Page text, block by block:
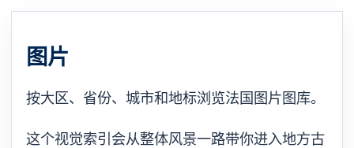
图片
按大区、省份、城市和地标浏览法国图片图库。
这个视觉索引会从整体风景一路带你进入地方古